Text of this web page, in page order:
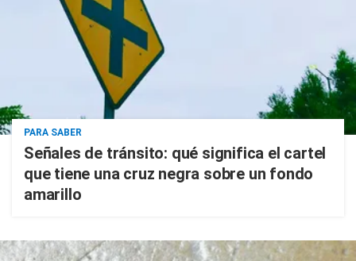
PARA SABER
Señales de tránsito: qué significa el cartel
que tiene una cruz negra sobre un fondo
amarillo